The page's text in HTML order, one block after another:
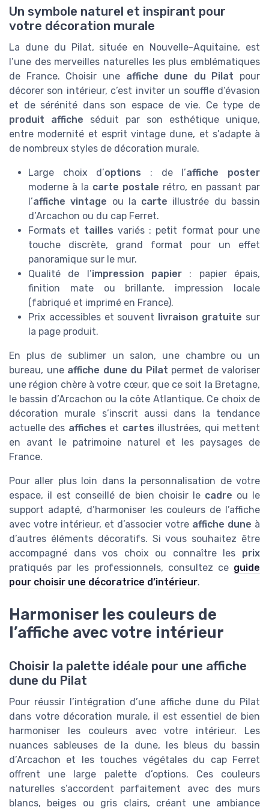
Un symbole naturel et inspirant pour
votre décoration murale
La dune du Pilat, située en Nouvelle-Aquitaine, est
l’une des merveilles naturelles les plus emblématiques
de France. Choisir une affiche dune du Pilat pour
décorer son intérieur, c’est inviter un souffle d’évasion
et de sérénité dans son espace de vie. Ce type de
produit affiche séduit par son esthétique unique,
entre modernité et esprit vintage dune, et s’adapte à
de nombreux styles de décoration murale.
Large choix d’options : de l’affiche poster
moderne à la carte postale rétro, en passant par
l’affiche vintage ou la carte illustrée du bassin
d’Arcachon ou du cap Ferret.
Formats et tailles variés : petit format pour une
touche discrète, grand format pour un effet
panoramique sur le mur.
Qualité de l’impression papier : papier épais,
finition mate ou brillante, impression locale
(fabriqué et imprimé en France).
Prix accessibles et souvent livraison gratuite sur
la page produit.
En plus de sublimer un salon, une chambre ou un
bureau, une affiche dune du Pilat permet de valoriser
une région chère à votre cœur, que ce soit la Bretagne,
le bassin d’Arcachon ou la côte Atlantique. Ce choix de
décoration murale s’inscrit aussi dans la tendance
actuelle des affiches et cartes illustrées, qui mettent
en avant le patrimoine naturel et les paysages de
France.
Pour aller plus loin dans la personnalisation de votre
espace, il est conseillé de bien choisir le cadre ou le
support adapté, d’harmoniser les couleurs de l’affiche
avec votre intérieur, et d’associer votre affiche dune à
d’autres éléments décoratifs. Si vous souhaitez être
accompagné dans vos choix ou connaître les prix
pratiqués par les professionnels, consultez ce guide
pour choisir une décoratrice d’intérieur.
Harmoniser les couleurs de
l’affiche avec votre intérieur
Choisir la palette idéale pour une affiche
dune du Pilat
Pour réussir l’intégration d’une affiche dune du Pilat
dans votre décoration murale, il est essentiel de bien
harmoniser les couleurs avec votre intérieur. Les
nuances sableuses de la dune, les bleus du bassin
d’Arcachon et les touches végétales du cap Ferret
offrent une large palette d’options. Ces couleurs
naturelles s’accordent parfaitement avec des murs
blancs, beiges ou gris clairs, créant une ambiance